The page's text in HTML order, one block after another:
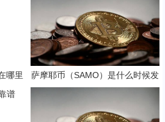
哪里
萨摩耶币（SAMO）是什么时候发
行的？SAMO币可以做什么？